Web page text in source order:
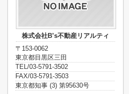
株式会社B’s不動産リアルティ
〒153-0062
東京都目黒区三田
TEL/03-5791-3502
FAX/03-5791-3503
東京都知事 (3) 第95630号